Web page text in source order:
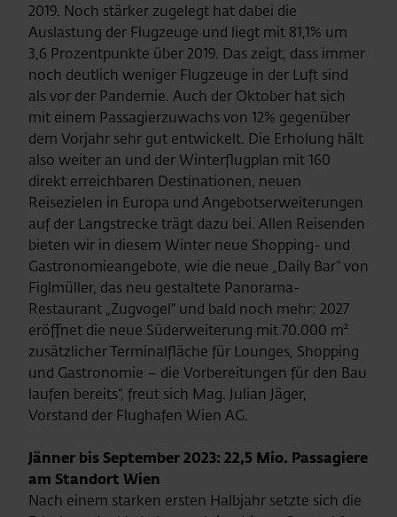
2019. Noch stärker zugelegt hat dabei die
Auslastung der Flugzeuge und liegt mit 81,1% um
3,6 Prozentpunkte über 2019. Das zeigt, dass immer
noch deutlich weniger Flugzeuge in der Luft sind
als vor der Pandemie. Auch der Oktober hat sich
mit einem Passagierzuwachs von 12% gegenüber
dem Vorjahr sehr gut entwickelt. Die Erholung hält
also weiter an und der Winterflugplan mit 160
direkt erreichbaren Destinationen, neuen
Reisezielen in Europa und Angebotserweiterungen
auf der Langstrecke trägt dazu bei. Allen Reisenden
bieten wir in diesem Winter neue Shopping- und
Gastronomieangebote, wie die neue „Daily Bar“ von
Figlmüller, das neu gestaltete Panorama-
Restaurant „Zugvogel“ und bald noch mehr: 2027
eröffnet die neue Süderweiterung mit 70.000 m²
zusätzlicher Terminalfläche für Lounges, Shopping
und Gastronomie – die Vorbereitungen für den Bau
laufen bereits“, freut sich Mag. Julian Jäger,
Vorstand der Flughafen Wien AG.
Jänner bis September 2023: 22,5 Mio. Passagiere
am Standort Wien
Nach einem starken ersten Halbjahr setzte sich die